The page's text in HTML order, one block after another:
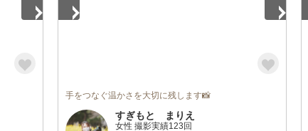
手をつなぐ温かさを大切に残します📸
すぎもと まりえ
女性 撮影実績123回